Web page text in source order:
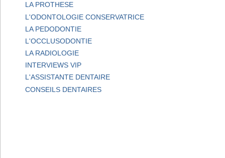
LA PROTHESE
L'ODONTOLOGIE CONSERVATRICE
LA PEDODONTIE
L'OCCLUSODONTIE
LA RADIOLOGIE
INTERVIEWS VIP
L'ASSISTANTE DENTAIRE
CONSEILS DENTAIRES